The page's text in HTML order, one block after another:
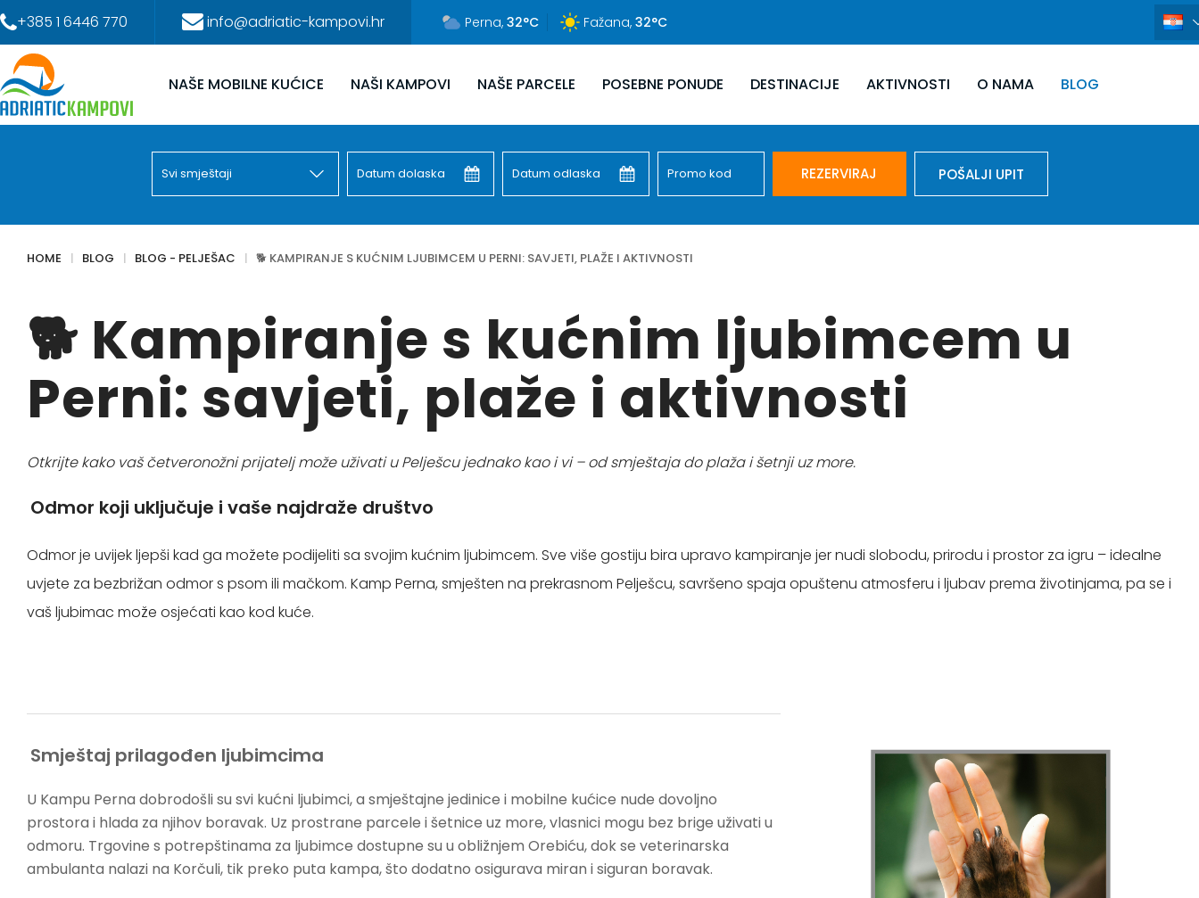
+385 1 6446 770 info@adriatic-kampovi.hr Perna, 32°C Fažana, 32°C
NAŠE MOBILNE KUĆICE NAŠI KAMPOVI NAŠE PARCELE POSEBNE PONUDE DESTINACIJE AKTIVNOSTI O NAMA BLOG
REZERVIRAJ POŠALJI UPIT
HOME BLOG BLOG - PELJEŠAC 🐕 KAMPIRANJE S KUĆNIM LJUBIMCEM U PERNI: SAVJETI, PLAŽE I AKTIVNOSTI
🐕 Kampiranje s kućnim ljubimcem u
Perni: savjeti, plaže i aktivnosti
Otkrijte kako vaš četveronožni prijatelj može uživati u Pelješcu jednako kao i vi – od smještaja do plaža i šetnji uz more.
Odmor koji uključuje i vaše najdraže društvo
Odmor je uvijek ljepši kad ga možete podijeliti sa svojim kućnim ljubimcem. Sve više gostiju bira upravo kampiranje jer nudi slobodu, prirodu i prostor za igru – idealne
uvjete za bezbrižan odmor s psom ili mačkom. Kamp Perna, smješten na prekrasnom Pelješcu, savršeno spaja opuštenu atmosferu i ljubav prema životinjama, pa se i
vaš ljubimac može osjećati kao kod kuće.
Smještaj prilagođen ljubimcima
U Kampu Perna dobrodošli su svi kućni ljubimci, a smještajne jedinice i mobilne kućice nude dovoljno
prostora i hlada za njihov boravak. Uz prostrane parcele i šetnice uz more, vlasnici mogu bez brige uživati u
odmoru. Trgovine s potrepštinama za ljubimce dostupne su u obližnjem Orebiću, dok se veterinarska
ambulanta nalazi na Korčuli, tik preko puta kampa, što dodatno osigurava miran i siguran boravak.